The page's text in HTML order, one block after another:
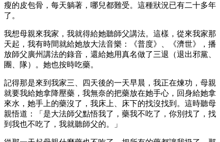
瘦的皮包骨，每天躺著，哪兒都難受。這種狀況已有二十多年
了。
我想母親來我家，我就得給她聽師父講法。這樣，從來我家那
天起，我有時間就給她放大法音樂：《普度》、《濟世》，播
放師父廣州講法的錄音，還給她用真名做了三退（退出邪黨、
團、隊）。她也按時吃藥。
記得那是來到我家三、四天後的一天早晨，我正在煉功，母親
就要我給她拿降壓藥，我無奈的把藥放在她手心，回身給她拿
來水，她手上的藥沒了，我床上、床下的找沒找到。這時聽母
親悟道：「是大法師父點悟我了，藥我不吃了，你別找了，找
到我也不吃了，我就聽師父的。」